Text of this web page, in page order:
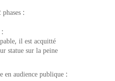
:
il est acquitté
statue sur la peine
en audience publique :